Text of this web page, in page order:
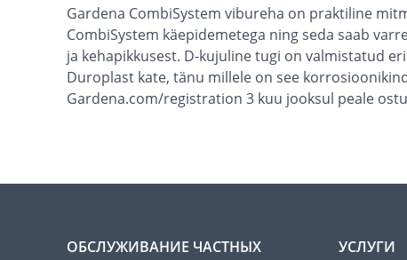
Gardena CombiSystem vibureha on praktiline
CombiSystem käepidemetega ning seda saab
ja kehapikkusest. D-kujuline tugi on valmistatud
Duroplast kate, tänu millele on see
Gardena.com/registration 3 kuu jooksul peale
ОБСЛУЖИВАНИЕ ЧАСТНЫХ
УСЛУГИ